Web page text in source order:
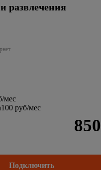
развлечения
мес
100 руб/мес
850
Подключить